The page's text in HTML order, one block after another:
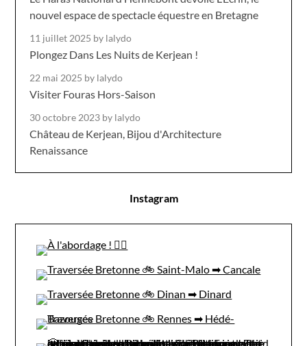
nouvel espace de spectacle équestre en Bretagne
11 juillet 2025 by lalydo
Plongez Dans Les Nuits de Kerjean !
22 mai 2025 by lalydo
Visiter Fouras Hors-Saison
30 octobre 2023 by lalydo
Château de Kerjean, Bijou d'Architecture
Renaissance
Instagram